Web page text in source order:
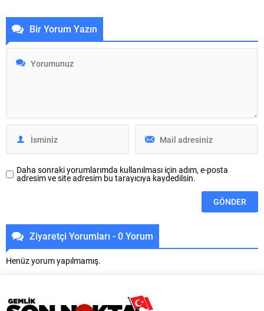
Bakanlığı ile Hazine ve Maliye
Bakanlığı tarafından hayata
geçirilen 3 milyon TL’ye kadar
kredisi sektör tarafından
(İMSİAD) Başkanı Şeref Demir,
kaldırımları işgal eden ürünler
gelen ihbarları titizlikle...
Bir Yorum Yazın
Daha sonraki yorumlarımda kullanılması için adım, e-posta
adresim ve site adresim bu tarayıcıya kaydedilsin.
Ziyaretçi Yorumları - 0 Yorum
Henüz yorum yapılmamış.